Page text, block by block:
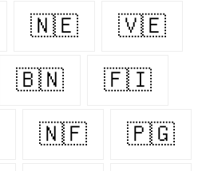
🇳🇪 🇻🇪
🇧🇳 🇫🇮
🇳🇫 🇵🇬